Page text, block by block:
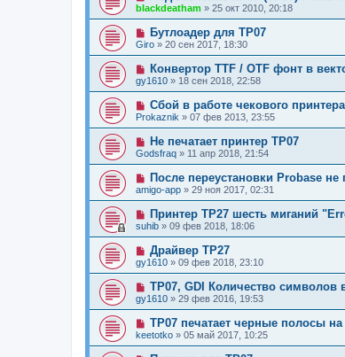
blackdeatham » 25 окт 2010, 20:18
Бутлоадер для TP07
Giro » 20 сен 2017, 18:30
Конвертор TTF / OTF фонт в
gy1610 » 18 сен 2018, 22:58
Сбой в работе чекового
Prokaznik » 07 фев 2013, 23:55
Не печатает принтер TP07
Godsfraq » 11 апр 2018, 21:54
После переустановки Probase не
amigo-app » 29 ноя 2017, 02:31
Принтер ТР27 шесть миганий
suhib » 09 фев 2018, 18:06
Драйвер TP27
gy1610 » 09 фев 2018, 23:10
TP07, GDI Количество символов
gy1610 » 29 фев 2016, 19:53
TP07 печатает черные полосы
keetotko » 05 май 2017, 10:25